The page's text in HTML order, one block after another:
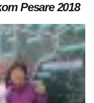
Pesare 2018